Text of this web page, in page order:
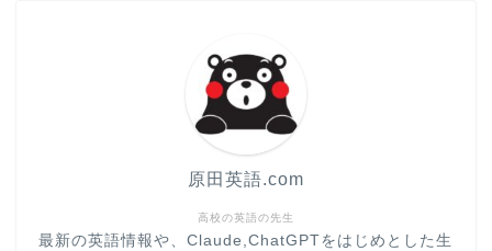
高校の英語の先生
原田英語.com
最新の英語情報や、Claude,ChatGPTをはじめとした生